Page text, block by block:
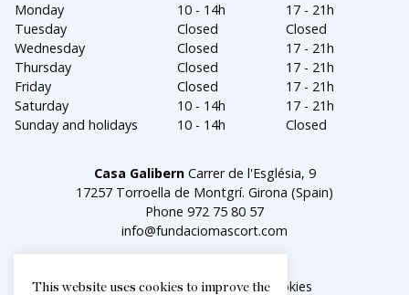
Monday
10 - 14h
17 - 21h
Tuesday
Closed
Closed
Wednesday
Closed
17 - 21h
Thursday
Closed
17 - 21h
Friday
Closed
17 - 21h
Saturday
10 - 14h
17 - 21h
Sunday and holidays
10 - 14h Closed
Casa GalibernCarrer de l'Església, 9
17257 Torroella de Montgrí. Girona (Spain)
Phone 972 75 80 57
info@fundaciomascort.com
Legal notice Política de cookies
This website uses cookies to improve the